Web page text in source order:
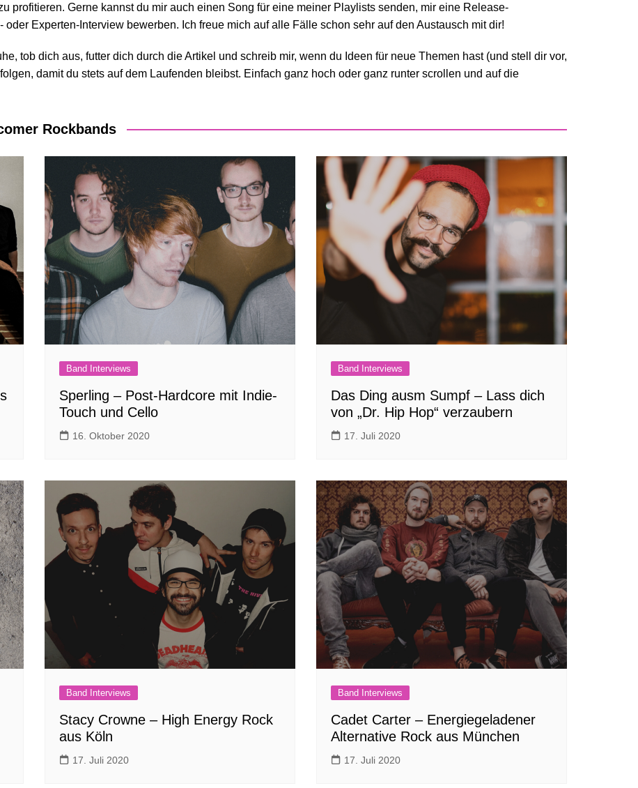
profitieren. Gerne kannst du mir auch einen Song für eine meiner Playlists senden, mir eine Release-
Experten-Interview bewerben. Ich freue mich auf alle Fälle schon sehr auf den Austausch mit dir!
tob dich aus, futter dich durch die Artikel und schreib mir, wenn du Ideen für neue Themen hast (und stell dir vor,
damit du stets auf dem Laufenden bleibst. Einfach ganz hoch oder ganz runter scrollen und auf die
Rockbands
Band Interviews
Sperling – Post-Hardcore mit Indie-
Touch und Cello
16. Oktober 2020
Band Interviews
Das Ding ausm Sumpf – Lass dich
von „Dr. Hip Hop“ verzaubern
17. Juli 2020
Band Interviews
Stacy Crowne – High Energy Rock
aus Köln
17. Juli 2020
Band Interviews
Cadet Carter – Energiegeladener
Alternative Rock aus München
17. Juli 2020